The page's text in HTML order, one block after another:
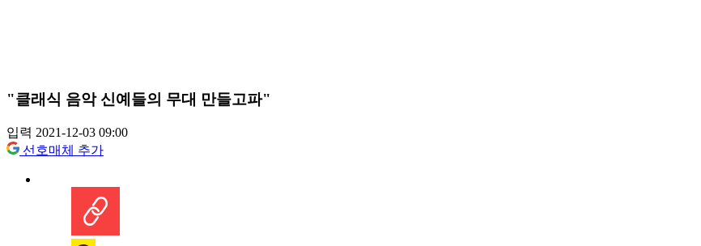
"클래식 음악 신예들의 무대 만들고파"
입력 2021-12-03 09:00
선호매체 추가